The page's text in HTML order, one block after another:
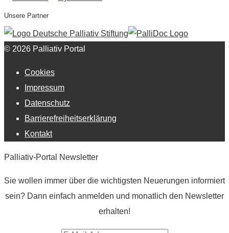
Unsere Partner
© 2026 Palliativ Portal
Cookies
Impressum
Datenschutz
Barrierefreiheitserklärung
Kontakt
Palliativ-Portal Newsletter
Sie wollen immer über die wichtigsten Neuerungen informiert
sein? Dann einfach anmelden und monatlich den Newsletter
erhalten!